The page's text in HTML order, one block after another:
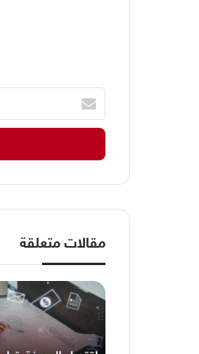
ي
ك
إ
ك
ت
و
ه
مقالات متعلقة